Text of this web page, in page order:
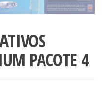
PACOTE 4